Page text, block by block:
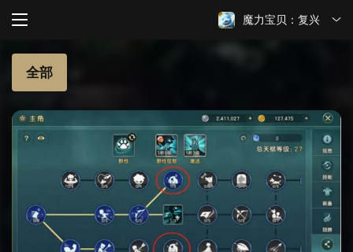
魔力宝贝：复兴
全部